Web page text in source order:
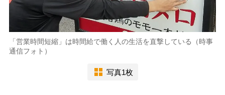
「営業時間短縮」は時間給で働く人の生活を直撃している（時事
通信フォト）
写真1枚